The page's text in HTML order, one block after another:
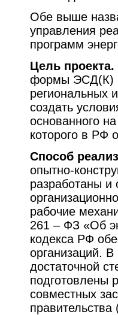
Обе выше
управления
программ
Цель проекта.
формы ЭСД(К)
региональных
создать
основанного
которого в РФ
Способ
опытно-
разработаны и
рабочие
261 – ФЗ «Об
кодекса РФ
организаций.
достаточной
подготовлены
совместных
правительства